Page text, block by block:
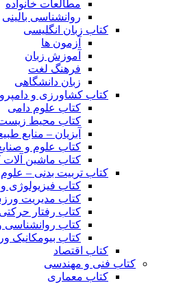
مطالعات خانواده
روانشناسی بالینی
کتاب زبان انگلیسی
آزمون ها
آموزش زبان
فرهنگ لغت
زبان دانشگاهی
کتاب کشاورزی و
کتاب علوم دامی
کتاب محیط
آبزیان – منابع
کتاب علوم و
کتاب ماشین
کتاب تربیت بدنی –
کتاب فیزیولوژی
کتاب مدیریت
کتاب رفتار حرکتی
کتاب
کتاب بیومکانیک
کتاب اقتصاد
کتاب فنی و مهندسی
کتاب معماری